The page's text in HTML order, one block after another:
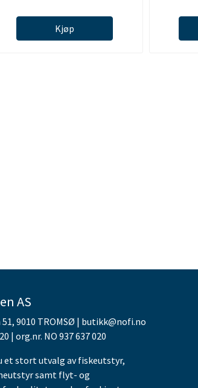
Kjøp
AS
9010 TROMSØ | butikk@nofi.no
| org.nr. NO 937 637 020
et stort utvalg av fiskeutstyr,
samt flyt- og